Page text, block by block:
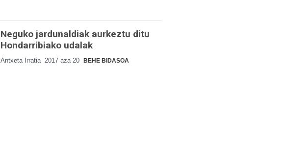
Neguko jardunaldiak aurkeztu ditu
Hondarribiako udalak
Antxeta Irratia 2017 aza 20 BEHE BIDASOA